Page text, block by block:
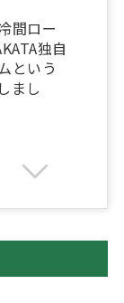
間ロー
独自
という
まし